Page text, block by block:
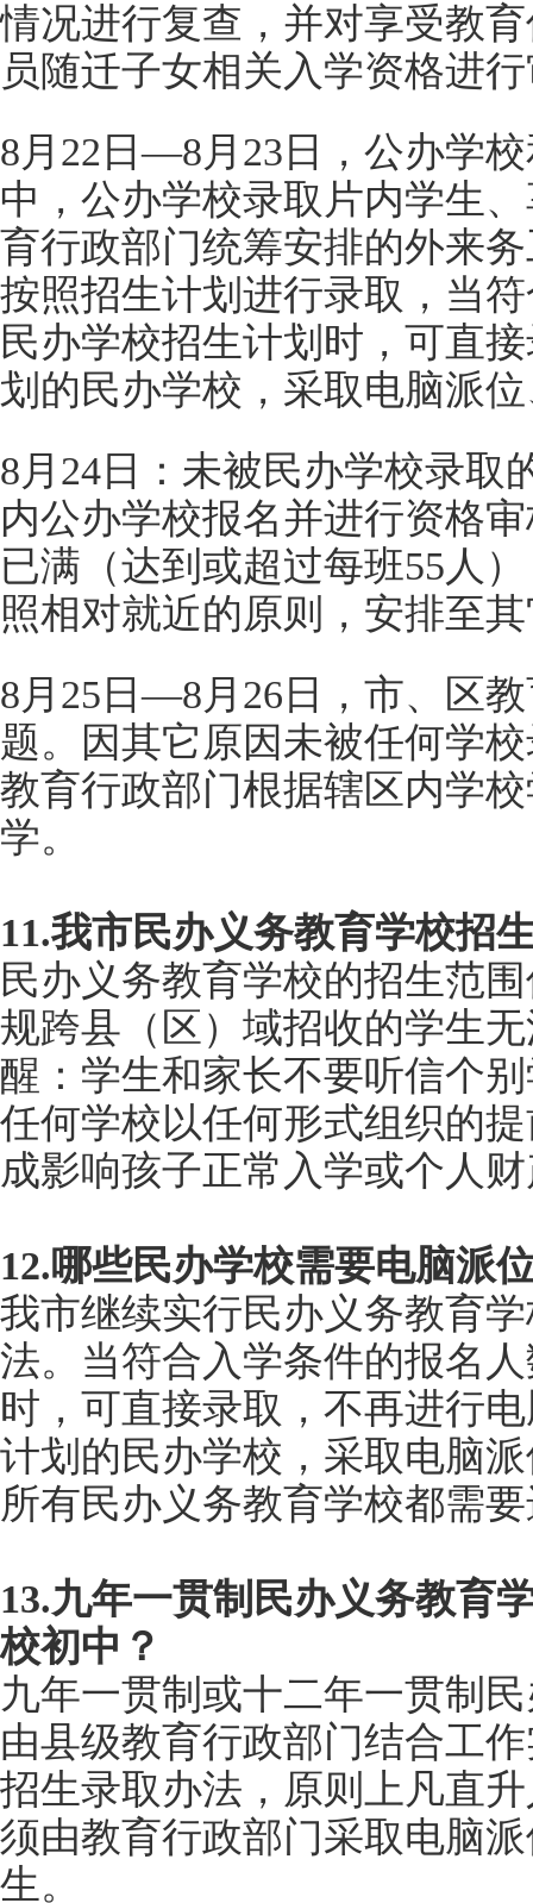
情况进行复查，并对享受教
员随迁子女相关入学资格进
8月22日—8月23日，公办学
中，公办学校录取片内学生
育行政部门统筹安排的外来
按照招生计划进行录取，当
民办学校招生计划时，可直
划的民办学校，采取电脑派
8月24日：未被民办学校录取
内公办学校报名并进行资格
已满（达到或超过每班55人
照相对就近的原则，安排至
8月25日—8月26日，市、区
题。因其它原因未被任何学
教育行政部门根据辖区内学
学。
11.我市民办义务教育学校招
民办义务教育学校的招生范
规跨县（区）域招收的学生
醒：学生和家长不要听信个
任何学校以任何形式组织的
成影响孩子正常入学或个人
12.哪些民办学校需要电脑派
我市继续实行民办义务教育
法。当符合入学条件的报名
时，可直接录取，不再进行
计划的民办学校，采取电脑
所有民办义务教育学校都需
13.九年一贯制民办义务教育
校初中？
九年一贯制或十二年一贯制
由县级教育行政部门结合工
招生录取办法，原则上凡直
须由教育行政部门采取电脑
生。